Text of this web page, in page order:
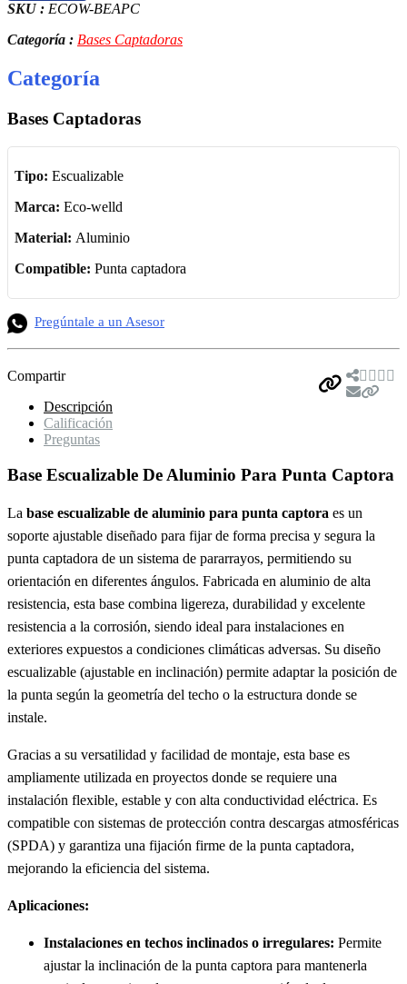
SKU : ECOW-BEAPC
Categoría : Bases Captadoras
Categoría
Bases Captadoras
Tipo: Escualizable
Marca: Eco-welld
Material: Aluminio
Compatible: Punta captadora
Pregúntale a un Asesor
Compartir
Descripción
Calificación
Preguntas
Base Escualizable De Aluminio Para Punta Captora
La base escualizable de aluminio para punta captora es un
soporte ajustable diseñado para fijar de forma precisa y segura la
punta captadora de un sistema de pararrayos, permitiendo su
orientación en diferentes ángulos. Fabricada en aluminio de alta
resistencia, esta base combina ligereza, durabilidad y excelente
resistencia a la corrosión, siendo ideal para instalaciones en
exteriores expuestos a condiciones climáticas adversas. Su diseño
escualizable (ajustable en inclinación) permite adaptar la posición de
la punta según la geometría del techo o la estructura donde se
instale.
Gracias a su versatilidad y facilidad de montaje, esta base es
ampliamente utilizada en proyectos donde se requiere una
instalación flexible, estable y con alta conductividad eléctrica. Es
compatible con sistemas de protección contra descargas atmosféricas
(SPDA) y garantiza una fijación firme de la punta captadora,
mejorando la eficiencia del sistema.
Aplicaciones:
Instalaciones en techos inclinados o irregulares: Permite
ajustar la inclinación de la punta captora para mantenerla